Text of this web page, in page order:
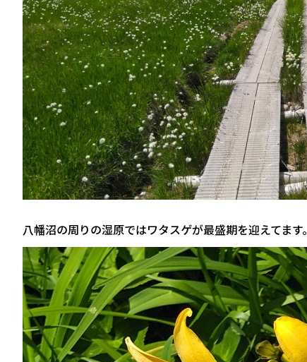
八幡沼の周りの湿原ではワタスゲが最盛期を迎えてます。